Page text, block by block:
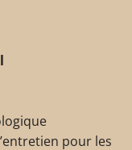
pour les